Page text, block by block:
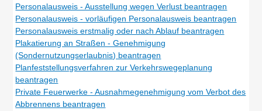
Personalausweis - Ausstellung wegen Verlust beantragen
Personalausweis - vorläufigen Personalausweis beantragen
Personalausweis erstmalig oder nach Ablauf beantragen
Plakatierung an Straßen - Genehmigung
(Sondernutzungserlaubnis) beantragen
Planfeststellungsverfahren zur Verkehrswegeplanung
beantragen
Private Feuerwerke - Ausnahmegenehmigung vom Verbot des
Abbrennens beantragen